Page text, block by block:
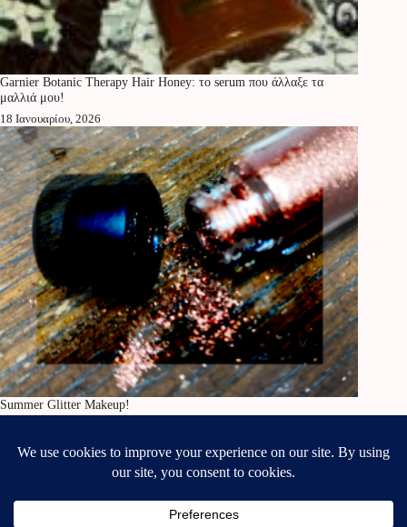
Garnier Botanic Therapy Hair Honey: το serum που άλλαξε τα
μαλλιά μου!
18 Ιανουαρίου, 2026
Summer Glitter Makeup!
Αγορές για να μην ξεμείνουμε!
22 Ιανουαρίου, 2015